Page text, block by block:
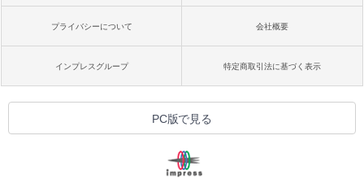
プライバシーについて 会社概要
インプレスグループ 特定商取引法に基づく表示
PC版で見る